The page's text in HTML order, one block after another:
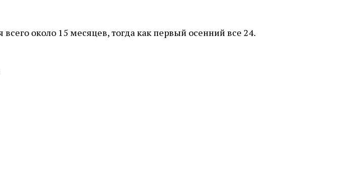
около 15 месяцев, тогда как первый осенний все 24.